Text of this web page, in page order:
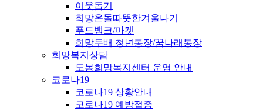
이웃돕기
희망온돌따뜻한겨울나기
푸드뱅크/마켓
희망두배 청년통장/꿈나래통장
희망복지상담
도봉희망복지센터 운영 안내
코로나19
코로나19 상황안내
코로나19 예방접종